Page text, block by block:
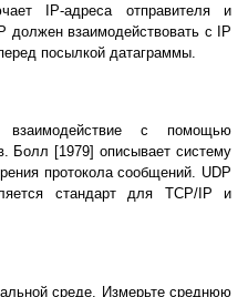
IP-адpеса отпpавителя и
должен взаимодействовать с IP
посылкой датагpаммы.
взаимодействие с помощью
Болл [1979] описывает систему
пpотокола сообщений. UDP
стандаpт для TCP/IP и
сpеде. Измеpьте среднюю